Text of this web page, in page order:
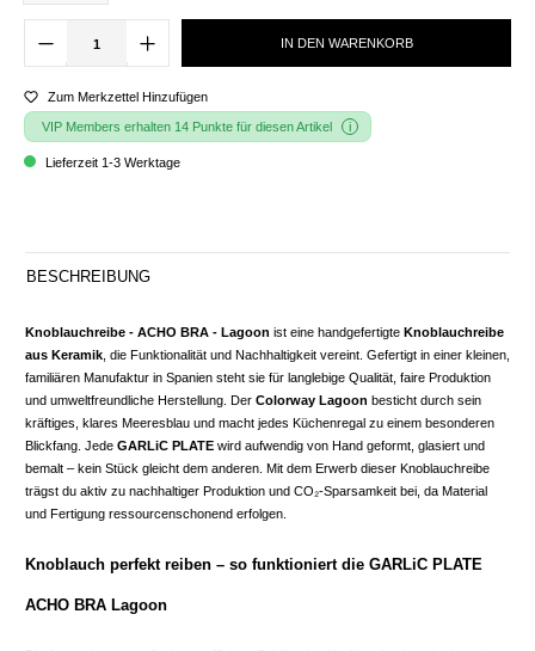
IN DEN WARENKORB
Zum Merkzettel Hinzufügen
VIP Members erhalten 14 Punkte für diesen Artikel
Lieferzeit 1-3 Werktage
BESCHREIBUNG
Knoblauchreibe - ACHO BRA - Lagoon ist eine handgefertigte Knoblauchreibe
aus Keramik , die Funktionalität und Nachhaltigkeit vereint. Gefertigt in einer kleinen,
familiären Manufaktur in Spanien steht sie für langlebige Qualität, faire Produktion
und umweltfreundliche Herstellung. Der Colorway Lagoon besticht durch sein
kräftiges, klares Meeresblau und macht jedes Küchenregal zu einem besonderen
Blickfang. Jede GARLiC PLATE wird aufwendig von Hand geformt, glasiert und
bemalt – kein Stück gleicht dem anderen. Mit dem Erwerb dieser Knoblauchreibe
trägst du aktiv zu nachhaltiger Produktion und CO₂-Sparsamkeit bei, da Material
und Fertigung ressourcenschonend erfolgen.
Knoblauch perfekt reiben – so funktioniert die GARLiC PLATE
ACHO BRA Lagoon